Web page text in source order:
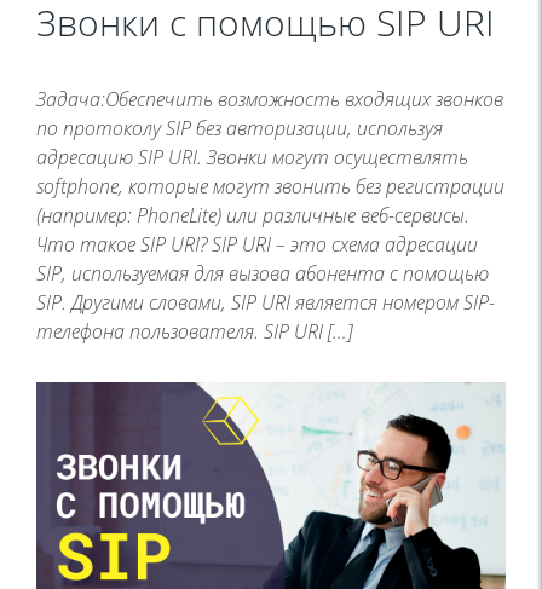
Звонки с помощью SIP URI
Задача:Обеспечить возможность входящих звонков
по протоколу SIP без авторизации, используя
адресацию SIP URI. Звонки могут осуществлять
softphone, которые могут звонить без регистрации
(например: PhoneLite) или различные веб-сервисы.
Что такое SIP URI? SIP URI – это схема адресации
SIP, используемая для вызова абонента с помощью
SIP. Другими словами, SIP URI является номером SIP-
телефона пользователя. SIP URI […]